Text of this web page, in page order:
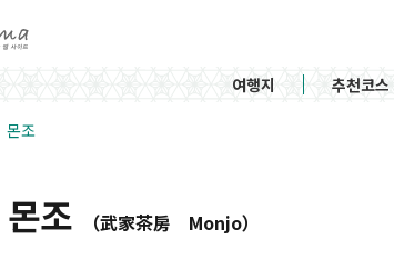
여행지 추천코스
몬조
몬조 （武家茶房 Monjo）